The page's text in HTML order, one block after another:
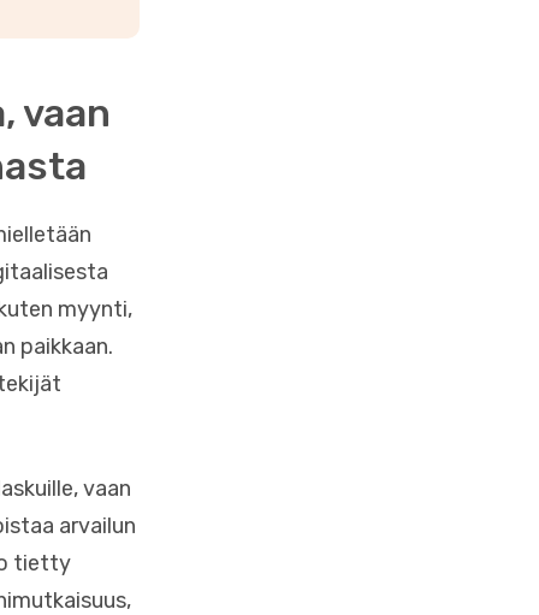
vaan
myynti,
paikkaan.
vaan
arvailun
tietty